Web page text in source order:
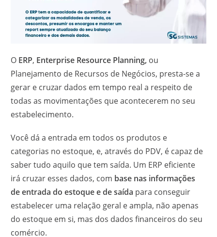
O ERP, Enterprise Resource Planning, ou
Planejamento de Recursos de Negócios, presta-se a
gerar e cruzar dados em tempo real a respeito de
todas as movimentações que acontecerem no seu
estabelecimento.
Você dá a entrada em todos os produtos e
categorias no estoque, e, através do PDV, é capaz de
saber tudo aquilo que tem saída. Um ERP eficiente
irá cruzar esses dados, com base nas informações
de entrada do estoque e de saída para conseguir
estabelecer uma relação geral e ampla, não apenas
do estoque em si, mas dos dados financeiros do seu
comércio.